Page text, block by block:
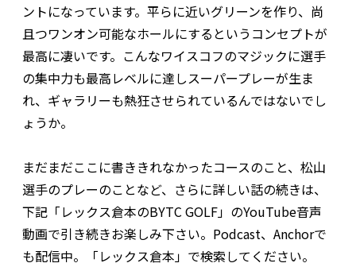
ントになっています。平らに近いグリーンを作り、尚
且つワンオン可能なホールにするというコンセプトが
最高に凄いです。こんなワイスコフのマジックに選手
の集中力も最高レベルに達しスーパープレーが生ま
れ、ギャラリーも熱狂させられているんではないでし
ょうか。
まだまだここに書ききれなかったコースのこと、松山
選手のプレーのことなど、さらに詳しい話の続きは、
下記「レックス倉本のBYTC GOLF」のYouTube音声
動画で引き続きお楽しみ下さい。Podcast、Anchorで
も配信中。「レックス倉本」で検索してください。